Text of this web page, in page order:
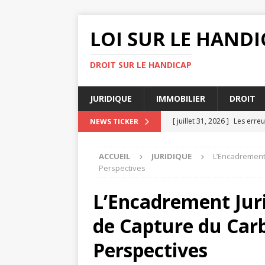
LOI SUR LE
DROIT SUR LE HANDICAP
JURIDIQUE IMMOBILIER DROIT
NEWS TICKER [ juillet 31, 2026 ] Les
[ juillet 23, 2026 ] Les
DIVORCE
[ août 4, 2026 ]
Rôle d’un
ACCUEIL JURIDIQUE
Perspectives
L’Encadrement
de Capture du
Perspectives